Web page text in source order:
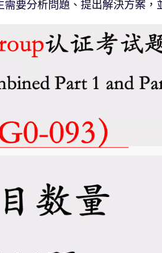
要分析問題、提出解決方案，